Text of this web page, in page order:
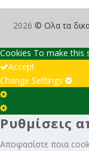
2026 © Ολα τα
Cookies To make this
Accept
Change Settings
Cookie
Box
Settings
Cookie
Box
Settings
Ρυθμίσεις
Αποφασίστε ποια